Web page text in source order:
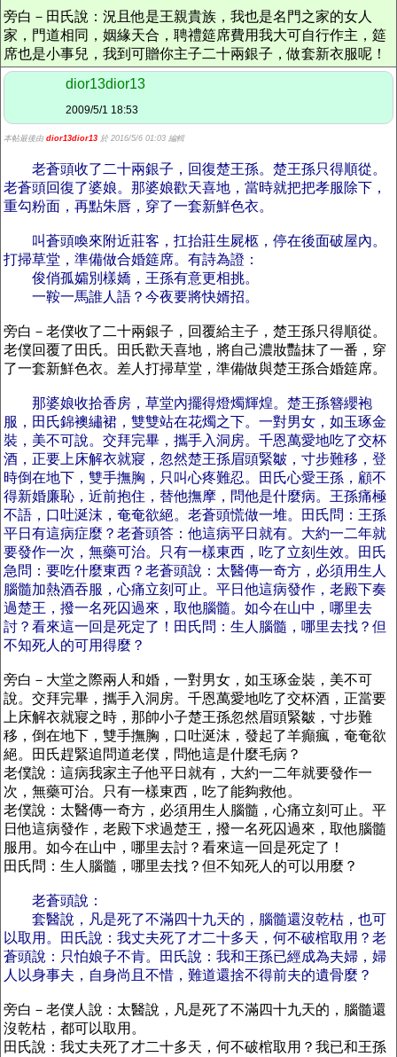
旁白－田氏說：況且他是王親貴族，我也是名門之家的女人
家，門道相同，姻緣天合，聘禮筵席費用我大可自行作主，筵
席也是小事兒，我到可贈你主子二十兩銀子，做套新衣服呢！
dior13dior13
2009/5/1 18:53
本帖最後由 dior13dior13 於 2016/5/6 01:03 編輯
老蒼頭收了二十兩銀子，回復楚王孫。楚王孫只得順從。
老蒼頭回復了婆娘。那婆娘歡天喜地，當時就把把孝服除下，
重勾粉面，再點朱唇，穿了一套新鮮色衣。
叫蒼頭喚來附近莊客，扛抬莊生屍柩，停在後面破屋內。
打掃草堂，準備做合婚筵席。有詩為證：
俊俏孤孀別樣嬌，王孫有意更相挑。
一鞍一馬誰人語？今夜要將快婿招。
旁白－老僕收了二十兩銀子，回覆給主子，楚王孫只得順從。
老僕回覆了田氏。田氏歡天喜地，將自己濃妝豔抹了一番，穿
了一套新鮮色衣。差人打掃草堂，準備做與楚王孫合婚筵席。
那婆娘收拾香房，草堂內擺得燈燭輝煌。楚王孫簪纓袍
服，田氏錦襖繡裙，雙雙站在花燭之下。一對男女，如玉琢金
裝，美不可說。交拜完畢，攜手入洞房。千恩萬愛地吃了交杯
酒，正要上床解衣就寢，忽然楚王孫眉頭緊皺，寸步難移，登
時倒在地下，雙手撫胸，只叫心疼難忍。田氏心愛王孫，顧不
得新婚廉恥，近前抱住，替他撫摩，問他是什麼病。王孫痛極
不語，口吐涎沫，奄奄欲絕。老蒼頭慌做一堆。田氏問：王孫
平日有這病症麼？老蒼頭答：他這病平日就有。大約一二年就
要發作一次，無藥可治。只有一樣東西，吃了立刻生效。田氏
急問：要吃什麼東西？老蒼頭說：太醫傳一奇方，必須用生人
腦髓加熱酒吞服，心痛立刻可止。平日他這病發作，老殿下奏
過楚王，撥一名死囚過來，取他腦髓。如今在山中，哪里去
討？看來這一回是死定了！田氏問：生人腦髓，哪里去找？但
不知死人的可用得麼？
旁白－大堂之際兩人和婚，一對男女，如玉琢金裝，美不可
說。交拜完畢，攜手入洞房。千恩萬愛地吃了交杯酒，正當要
上床解衣就寢之時，那帥小子楚王孫忽然眉頭緊皺，寸步難
移，倒在地下，雙手撫胸，口吐涎沫，發起了羊癲瘋，奄奄欲
絕。田氏趕緊追問道老僕，問他這是什麼毛病？
老僕說：這病我家主子他平日就有，大約一二年就要發作一
次，無藥可治。只有一樣東西，吃了能夠救他。
老僕說：太醫傳一奇方，必須用生人腦髓，心痛立刻可止。平
日他這病發作，老殿下求過楚王，撥一名死囚過來，取他腦髓
服用。如今在山中，哪里去討？看來這一回是死定了！
田氏問：生人腦髓，哪里去找？但不知死人的可以用麼？
老蒼頭說：
套醫說，凡是死了不滿四十九天的，腦髓還沒乾枯，也可
以取用。田氏說：我丈夫死了才二十多天，何不破棺取用？老
蒼頭說：只怕娘子不肯。田氏說：我和王孫已經成為夫婦，婦
人以身事夫，自身尚且不惜，難道還捨不得前夫的遺骨麼？
旁白－老僕人說：太醫說，凡是死了不滿四十九天的，腦髓還
沒乾枯，都可以取用。
田氏說：我丈夫死了才二十多天，何不破棺取用？我已和王孫